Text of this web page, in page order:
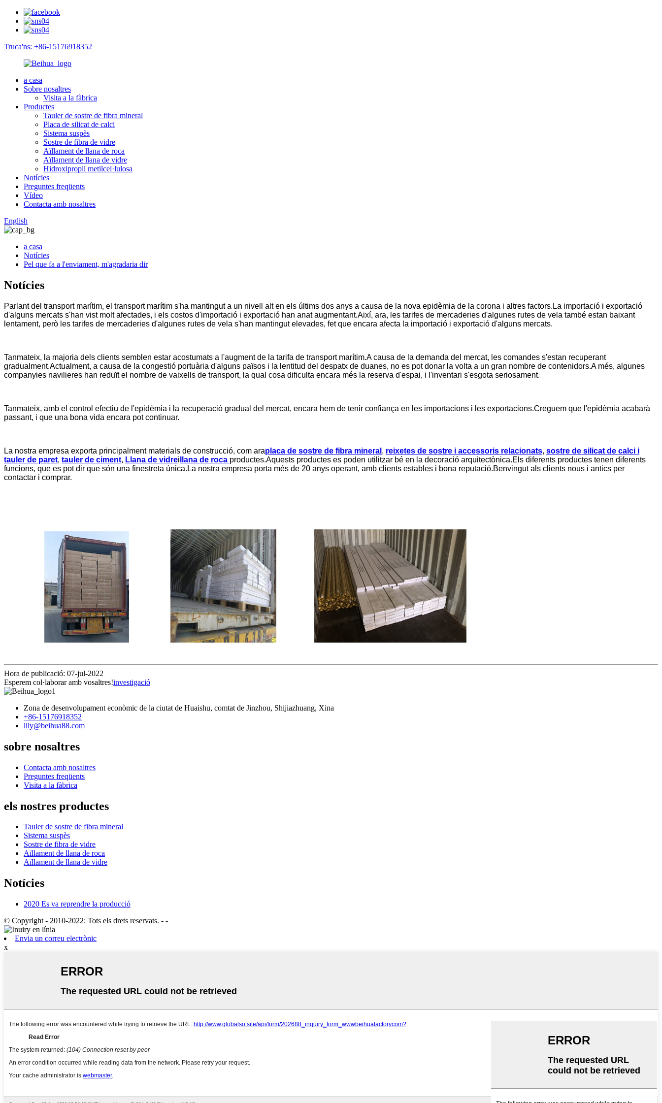
Truca'ns: +86-15176918352
a casa
Sobre nosaltres
Visita a la fàbrica
Productes
Tauler de sostre de fibra mineral
Placa de silicat de calci
Sistema suspès
Sostre de fibra de vidre
Aïllament de llana de roca
Aïllament de llana de vidre
Hidroxipropil metilcel·lulosa
Notícies
Preguntes freqüents
Vídeo
Contacta amb nosaltres
English
a casa
Notícies
Pel que fa a l'enviament, m'agradaria dir
Notícies
Parlant del transport marítim, el transport marítim s'ha mantingut a un nivell alt en els últims dos anys a causa de la nova epidèmia de la corona i altres factors.La importació i exportació
d'alguns mercats s'han vist molt afectades, i els costos d'importació i exportació han anat augmentant.Així, ara, les tarifes de mercaderies d'algunes rutes de vela també estan baixant
lentament, però les tarifes de mercaderies d'algunes rutes de vela s'han mantingut elevades, fet que encara afecta la importació i exportació d'alguns mercats.
Tanmateix, la majoria dels clients semblen estar acostumats a l'augment de la tarifa de transport marítim.A causa de la demanda del mercat, les comandes s'estan recuperant
gradualment.Actualment, a causa de la congestió portuària d'alguns països i la lentitud del despatx de duanes, no es pot donar la volta a un gran nombre de contenidors.A més, algunes
companyies navilieres han reduït el nombre de vaixells de transport, la qual cosa dificulta encara més la reserva d'espai, i l'inventari s'esgota seriosament.
Tanmateix, amb el control efectiu de l'epidèmia i la recuperació gradual del mercat, encara hem de tenir confiança en les importacions i les exportacions.Creguem que l'epidèmia acabarà
passant, i que una bona vida encara pot continuar.
La nostra empresa exporta principalment materials de construcció, com araplaca de sostre de fibra mineral , reixetes de sostre i accessoris relacionats, sostre de silicat de calci i
tauler de paret, tauler de ciment, Llana de vidrei llana de roca productes.Aquests productes es poden utilitzar bé en la decoració arquitectònica.Els diferents productes tenen diferents
funcions, que es pot dir que són una finestreta única.La nostra empresa porta més de 20 anys operant, amb clients estables i bona reputació.Benvingut als clients nous i antics per
contactar i comprar.
Hora de publicació: 07-jul-2022
Esperem col·laborar amb vosaltres!investigació
Zona de desenvolupament econòmic de la ciutat de Huaishu, comtat de Jinzhou, Shijiazhuang, Xina
+86-15176918352
lily@beihua88.com
sobre nosaltres
Contacta amb nosaltres
Preguntes freqüents
Visita a la fàbrica
els nostres productes
Tauler de sostre de fibra mineral
Sistema suspès
Sostre de fibra de vidre
Aïllament de llana de roca
Aïllament de llana de vidre
Notícies
2020 Es va reprendre la producció
© Copyright - 2010-2022: Tots els drets reservats. - -
Envia un correu electrònic
x